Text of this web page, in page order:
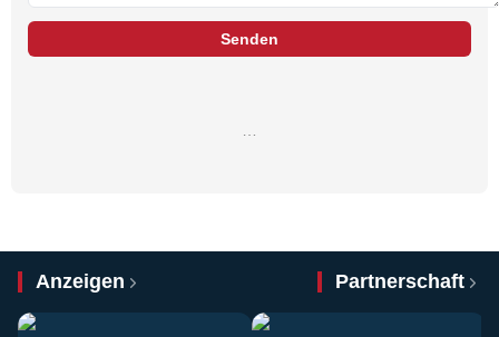
Senden
Anzeigen Partnerschaft